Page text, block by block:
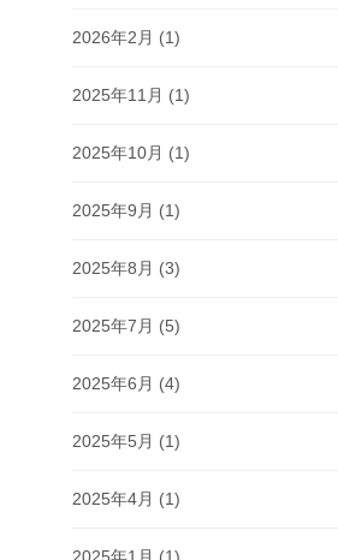
2026年2月 (1)
2025年11月 (1)
2025年10月 (1)
2025年9月 (1)
2025年8月 (3)
2025年7月 (5)
2025年6月 (4)
2025年5月 (1)
2025年4月 (1)